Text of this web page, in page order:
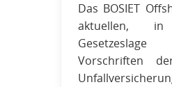
Das BOSIET
aktuellen, in
Vorschriften